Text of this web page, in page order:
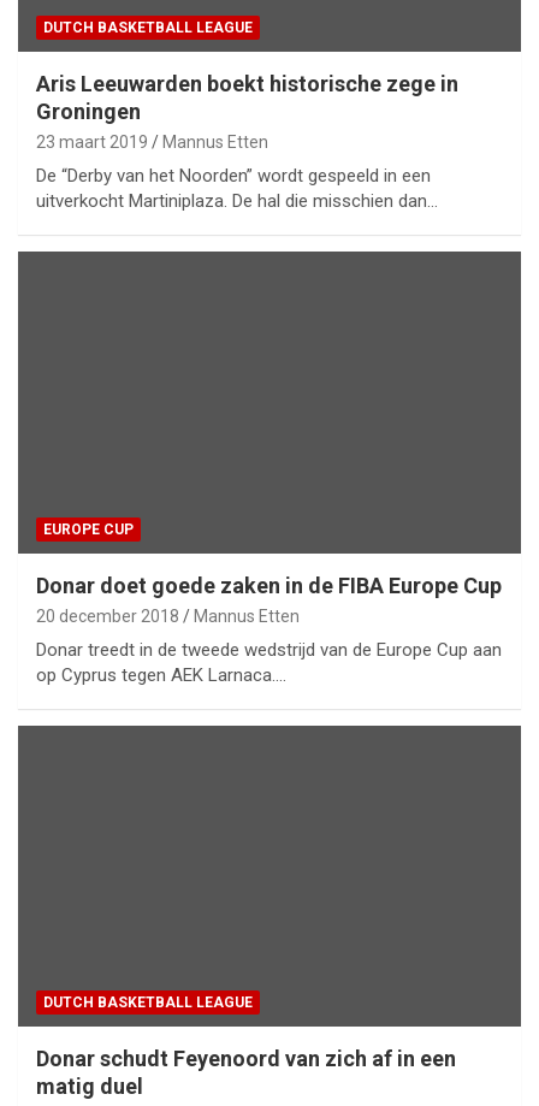
DUTCH BASKETBALL LEAGUE
Aris Leeuwarden boekt historische zege in
Groningen
23 maart 2019 Mannus Etten
De “Derby van het Noorden” wordt gespeeld in een
uitverkocht Martiniplaza. De hal die misschien dan…
EUROPE CUP
Donar doet goede zaken in de FIBA Europe Cup
20 december 2018 Mannus Etten
Donar treedt in de tweede wedstrijd van de Europe Cup aan
op Cyprus tegen AEK Larnaca.…
DUTCH BASKETBALL LEAGUE
Donar schudt Feyenoord van zich af in een
matig duel